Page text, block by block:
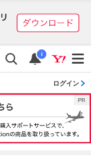
i
ログイン